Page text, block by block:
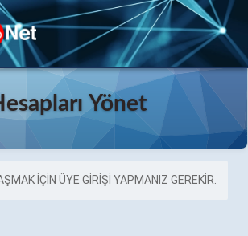
Yönet
IÇIN ÜYE GIRIŞI YAPMANIZ GEREKIR.